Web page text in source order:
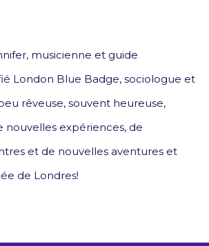
musicienne et guide
London Blue Badge, sociologue et
rêveuse, souvent heureuse,
nouvelles expériences, de
et de nouvelles aventures et
de Londres!